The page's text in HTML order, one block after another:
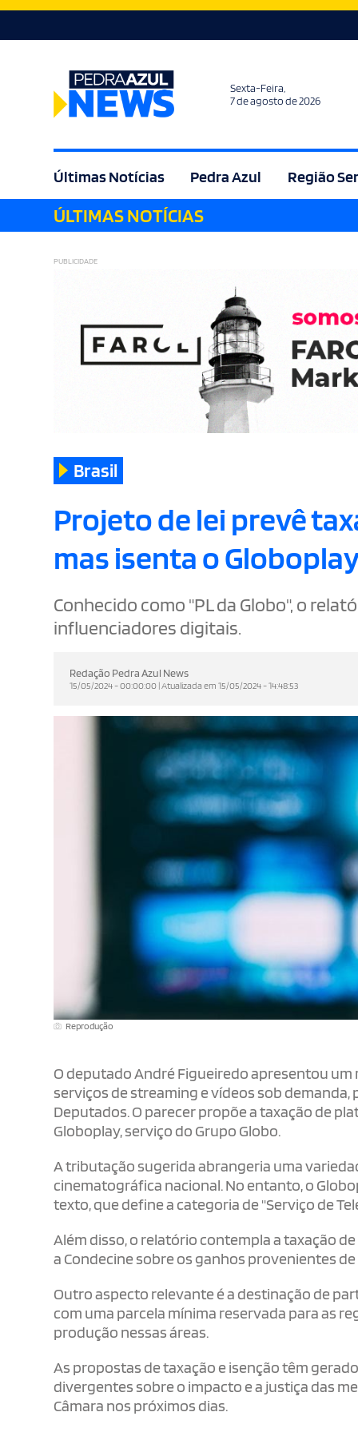
Sexta-Feira,
7 de agosto de 2026
Últimas Notícias Pedra Azul Região
Agricultura
ÚLTIMAS NOTÍCIAS
PUBLICIDADE
Brasil
Projeto de lei prevê
mas isenta o
Conhecido como "PL da Globo", o
influenciadores digitais.
Redação Pedra Azul News
15/05/2024 - 00:00:00 | Atualizada em 15/05/2024 - 14:48:53
Reprodução
O deputado André Figueiredo apresentou
serviços de streaming e vídeos sob
Deputados. O parecer propõe a taxação de
Globoplay, serviço do Grupo Globo.
A tributação sugerida abrangeria uma
cinematográfica nacional. No entanto, o
texto, que define a categoria de "Serviço de
Além disso, o relatório contempla a taxação
a Condecine sobre os ganhos provenientes
Outro aspecto relevante é a destinação de
com uma parcela mínima reservada para as
produção nessas áreas.
As propostas de taxação e isenção têm
divergentes sobre o impacto e a justiça das
Câmara nos próximos dias.